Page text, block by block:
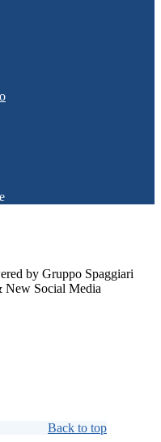
by Gruppo Spaggiari
New Social Media
Back to top